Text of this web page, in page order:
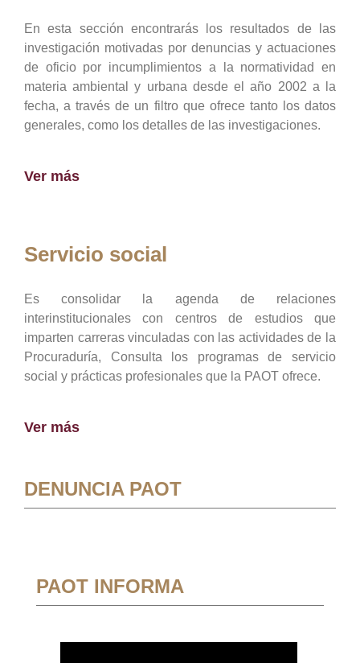
En esta sección encontrarás los resultados de las
investigación motivadas por denuncias y actuaciones
de oficio por incumplimientos a la normatividad en
materia ambiental y urbana desde el año 2002 a la
fecha, a través de un filtro que ofrece tanto los datos
generales, como los detalles de las investigaciones.
Ver más
Servicio social
Es consolidar la agenda de relaciones
interinstitucionales con centros de estudios que
imparten carreras vinculadas con las actividades de la
Procuraduría, Consulta los programas de servicio
social y prácticas profesionales que la PAOT ofrece.
Ver más
DENUNCIA PAOT
PAOT INFORMA